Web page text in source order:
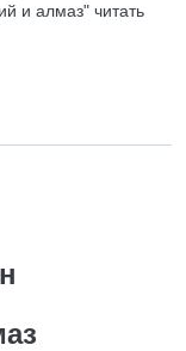
и алмаз" читать